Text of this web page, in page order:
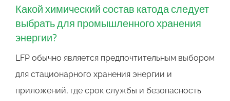
Какой химический состав катода следует
выбрать для промышленного хранения
энергии?
LFP обычно является предпочтительным выбором
для стационарного хранения энергии и
приложений, где срок службы и безопасность